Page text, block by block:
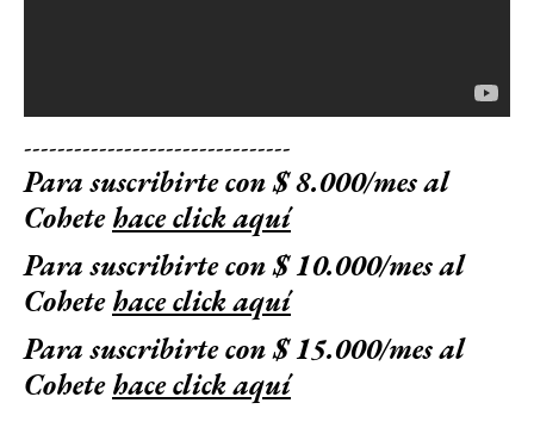
--------------------------------
Para suscribirte con $ 8.000/mes al
Cohetehace click aquí
Para suscribirte con $ 10.000/mes al
Cohetehace click aquí
Para suscribirte con $ 15.000/mes al
Cohetehace click aquí